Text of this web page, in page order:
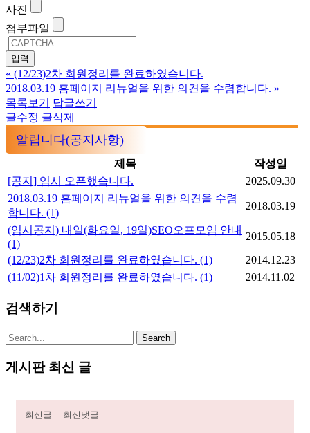
사진
첨부파일
« (12/23)2차 회원정리를 완료하였습니다.
2018.03.19 홈페이지 리뉴얼을 위한 의견을 수렴합니다. »
목록보기
답글쓰기
글수정 글삭제
알립니다(공지사항)
제목
작성일
[공지] 임시 오픈했습니다.
2025.09.30
2018.03.19 홈페이지 리뉴얼을 위한 의견을 수렴
합니다. (1)
2018.03.19
(임시공지) 내일(화요일, 19일)SEO오프모임 안내
(1)
2015.05.18
(12/23)2차 회원정리를 완료하였습니다. (1)
2014.12.23
(11/02)1차 회원정리를 완료하였습니다. (1) 2014.11.02
검색하기
게시판 최신 글
최신글 최신댓글